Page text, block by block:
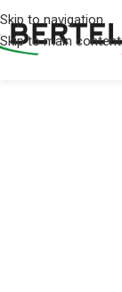
Skip to navigation
Skip to main content